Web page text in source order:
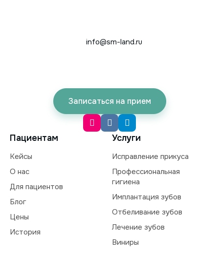
info@sm-land.ru
Записаться на прием
Пациентам
Кейсы
О нас
Для пациентов
Блог
Цены
История
Услуги
Исправление прикуса
Профессиональная
гигиена
Имплантация зубов
Отбеливание зубов
Лечение зубов
Виниры